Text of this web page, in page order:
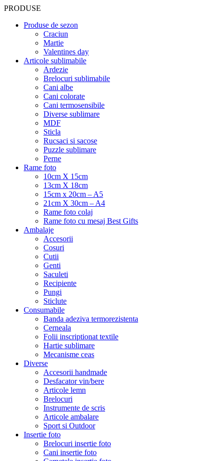
PRODUSE
Produse de sezon
Craciun
Martie
Valentines day
Articole sublimabile
Ardezie
Brelocuri sublimabile
Cani albe
Cani colorate
Cani termosensibile
Diverse sublimare
MDF
Sticla
Rucsaci si sacose
Puzzle sublimare
Perne
Rame foto
10cm X 15cm
13cm X 18cm
15cm x 20cm – A5
21cm X 30cm – A4
Rame foto colaj
Rame foto cu mesaj Best Gifts
Ambalaje
Accesorii
Cosuri
Cutii
Genti
Saculeti
Recipiente
Pungi
Sticlute
Consumabile
Banda adeziva termorezistenta
Cerneala
Folii inscriptionat textile
Hartie sublimare
Mecanisme ceas
Diverse
Accesorii handmade
Desfacator vin/bere
Articole lemn
Brelocuri
Instrumente de scris
Articole ambalare
Sport si Outdoor
Insertie foto
Brelocuri insertie foto
Cani insertie foto